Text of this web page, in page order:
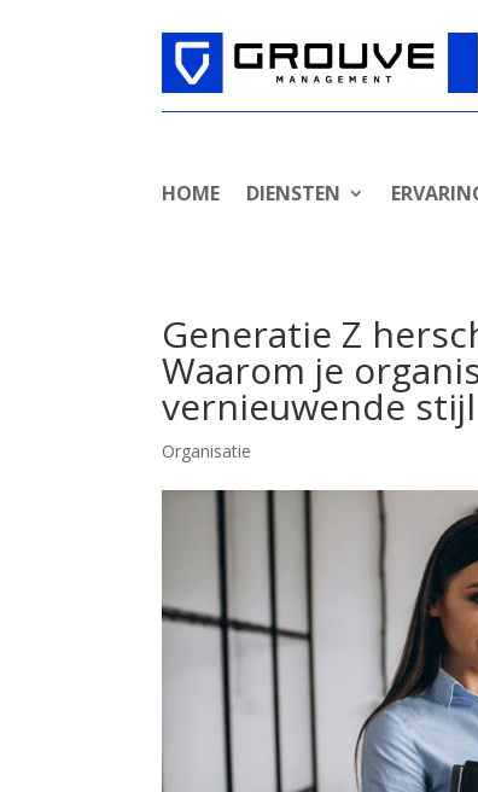
HOME DIENSTEN
Generatie Z
Waarom je
vernieuwende stijl
Organisatie